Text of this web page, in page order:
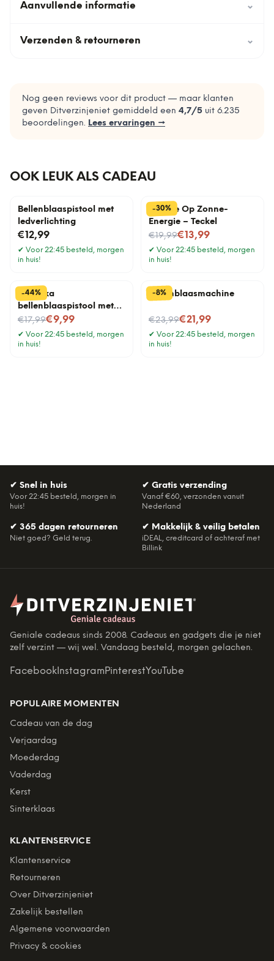
Aanvullende informatie ⌄
Verzenden & retourneren ⌄
Nog geen reviews voor dit product — maar klanten
geven Ditverzinjeniet gemiddeld een 4,7/5 uit 6.235
beoordelingen. Lees ervaringen →
OOK LEUK ALS CADEAU
Bellenblaaspistool met
ledverlichting
€12,99
✔ Voor 22:45 besteld, morgen
in huis!
-30%
Hondje Op Zonne-
Energie – Teckel
€19,99
Nu voor€13,99
✔ Voor 22:45 besteld, morgen
in huis!
-44%
Bazooka
bellenblaaspistool met
ledverlichting
€17,99
Nu voor€9,99
✔ Voor 22:45 besteld, morgen
in huis!
-8%
Bellenblaasmachine
€23,99
Nu voor€21,99
✔ Voor 22:45 besteld, morgen
in huis!
✔ Snel in huis
Voor 22:45 besteld, morgen in
huis!
✔ Gratis verzending
Vanaf €60, verzonden vanuit
Nederland
✔ 365 dagen retourneren
Niet goed? Geld terug.
✔ Makkelijk & veilig betalen
iDEAL, creditcard of achteraf met
Billink
Geniale cadeaus sinds 2008. Cadeaus en gadgets die je niet
zelf verzint — wij wel. Vandaag besteld, morgen gelachen.
Facebook InstagramPinterestYouTube
POPULAIRE MOMENTEN
Cadeau van de dag
Verjaardag
Moederdag
Vaderdag
Kerst
Sinterklaas
KLANTENSERVICE
Klantenservice
Retourneren
Over Ditverzinjeniet
Zakelijk bestellen
Algemene voorwaarden
Privacy & cookies